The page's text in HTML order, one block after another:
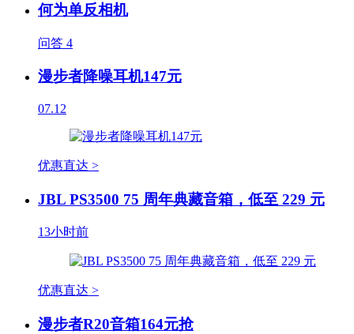
何为单反相机
问答 4
漫步者降噪耳机147元
07.12
优惠直达 >
JBL PS3500 75 周年典藏音箱，低至 229 元
13小时前
优惠直达 >
漫步者R20音箱164元抢